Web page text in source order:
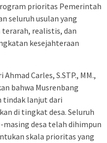
prioritas Pemerintah
seluruh usulan yang
terarah, realistis, dan
kesejahteraan
Carles, S.STP., MM.,
bahwa Musrenbang
tindak lanjut dari
di tingkat desa. Seluruh
desa telah dihimpun
skala prioritas yang